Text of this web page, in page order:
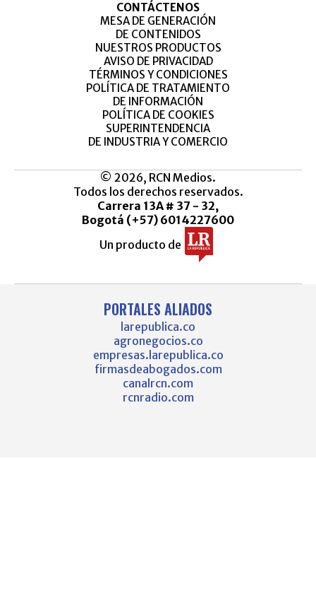
CONTÁCTENOS
MESA DE GENERACIÓN
DE CONTENIDOS
NUESTROS PRODUCTOS
AVISO DE PRIVACIDAD
TÉRMINOS Y CONDICIONES
POLÍTICA DE TRATAMIENTO
DE INFORMACIÓN
POLÍTICA DE COOKIES
SUPERINTENDENCIA
DE INDUSTRIA Y COMERCIO
© 2026, RCN Medios.
Todos los derechos reservados.
Carrera 13A # 37 - 32,
Bogotá (+57) 6014227600
Un producto de
PORTALES ALIADOS
larepublica.co
agronegocios.co
empresas.larepublica.co
firmasdeabogados.com
canalrcn.com
rcnradio.com